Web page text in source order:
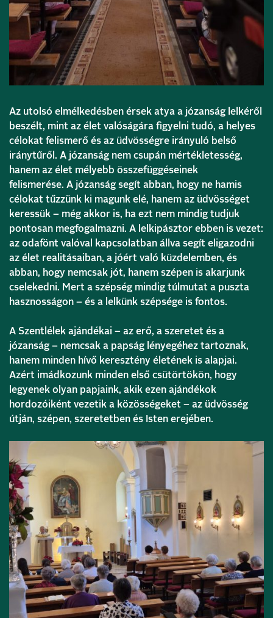
Az utolsó elmélkedésben érsek atya a józanság lelkéről
beszélt, mint az élet valóságára figyelni tudó, a helyes
célokat felismerő és az üdvösségre irányuló belső
iránytűről. A józanság nem csupán mértékletesség,
hanem az élet mélyebb összefüggéseinek
felismerése. A józanság segít abban, hogy ne hamis
célokat tűzzünk ki magunk elé, hanem az üdvösséget
keressük – még akkor is, ha ezt nem mindig tudjuk
pontosan megfogalmazni. A lelkipásztor ebben is vezet:
az odafönt valóval kapcsolatban állva segít eligazodni
az élet realitásaiban, a jóért való küzdelemben, és
abban, hogy nemcsak jót, hanem szépen is akarjunk
cselekedni. Mert a szépség mindig túlmutat a puszta
hasznosságon – és a lelkünk szépsége is fontos.
A Szentlélek ajándékai – az erő, a szeretet és a
józanság – nemcsak a papság lényegéhez tartoznak,
hanem minden hívő keresztény életének is alapjai.
Azért imádkozunk minden első csütörtökön, hogy
legyenek olyan papjaink, akik ezen ajándékok
hordozóiként vezetik a közösségeket – az üdvösség
útján, szépen, szeretetben és Isten erejében.